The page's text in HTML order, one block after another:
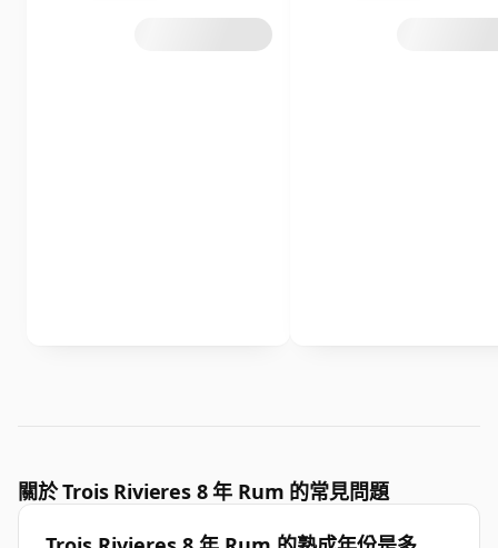
關於 Trois Rivieres 8 年 Rum 的常見問題